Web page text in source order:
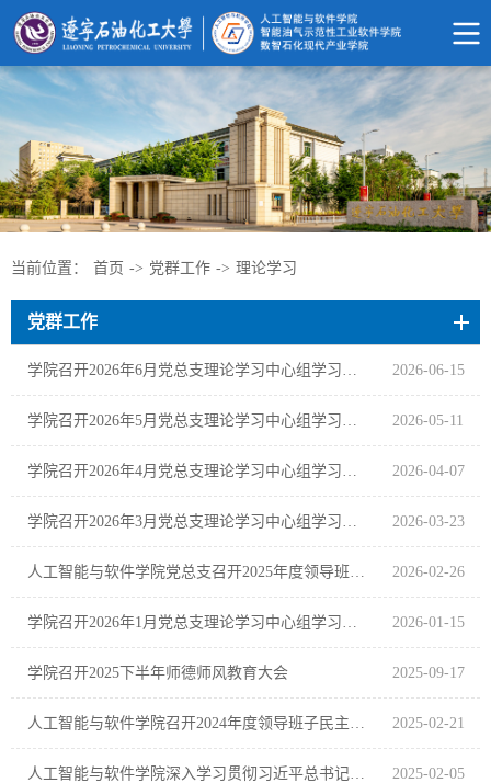
当前位置： 首页 -> 党群工作 -> 理论学习
党群工作
2026-06-15
2026-05-11
2026-04-07
2026-03-23
2026-02-26
2026-01-15
2025-09-17
学院召开2025下半年师德师风教育大会
2025-02-21
2025-02-05